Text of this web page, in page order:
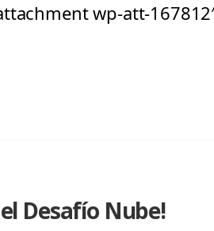
wp-att-
Desafío Nube!